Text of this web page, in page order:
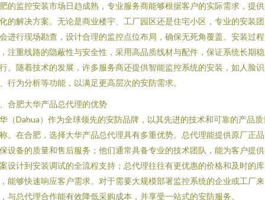
的监控安装市场日趋成熟，专业服务商能够根据客户的实际需求，提
的解决方案。无论是商业楼宇、工厂园区还是住宅小区，专业的安装
进行现场勘查，设计合理的监控点位布局，确保无死角覆盖。安装过程
注重线路的隐蔽性与安全性，采用高品质线材与配件，保证系统长期
。随着技术的发展，许多服务商还提供智能监控系统的安装，如人脸识
行为分析等功能，以满足更高层次的安防需求。
合肥大华产品总代理的优势
（Dahua）作为全球领先的安防品牌，以其先进的技术和可靠的产品质
。在合肥，选择大华产品总代理具有多重优势。总代理能提供原厂正
设备的质量和售后服务；他们通常具备专业的技术团队，能为客户提
设计到安装调试的全流程支持；总代理往往有更优惠的价格和及时的库
能够快速响应客户需求。对于需要大规模部署监控系统的企业或工厂来
与总代理合作能有效降低采购成本，并享受一站式的安防服务。